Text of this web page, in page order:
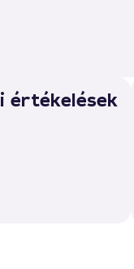
értékelések